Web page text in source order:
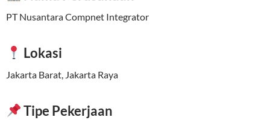
PT Nusantara Compnet Integrator
Lokasi
Jakarta Barat, Jakarta Raya
Tipe Pekerjaan